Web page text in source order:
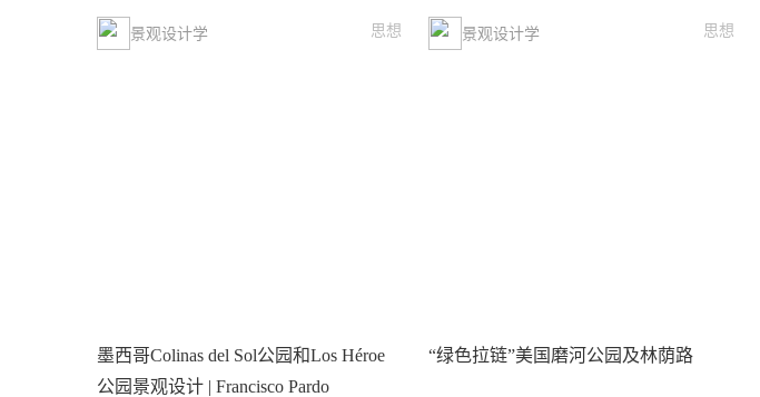
景观设计学 思想 景观设计学 思想
墨西哥Colinas del Sol公园和Los Héroe
公园景观设计 | Francisco Pardo
“绿色拉链”美国磨河公园及林荫路